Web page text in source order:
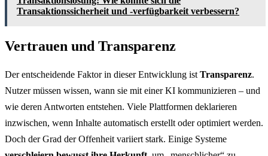
Transaktionssicherheit und -verfügbarkeit verbessern?
Vertrauen und Transparenz
Der entscheidende Faktor in dieser Entwicklung ist Transparenz.
Nutzer müssen wissen, wann sie mit einer KI kommunizieren – und
wie deren Antworten entstehen. Viele Plattformen deklarieren
inzwischen, wenn Inhalte automatisch erstellt oder optimiert werden.
Doch der Grad der Offenheit variiert stark. Einige Systeme